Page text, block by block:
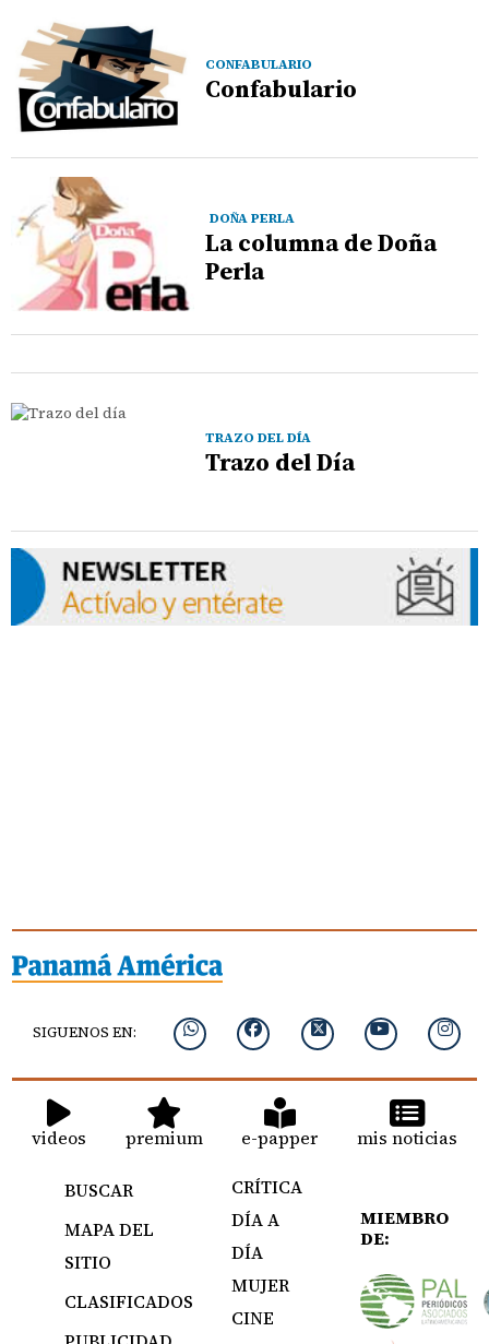
CONFABULARIO
Confabulario
DOÑA PERLA
La columna de Doña
Perla
TRAZO DEL DÍA
Trazo del Día
SIGUENOS EN:
videos premium e-papper mis noticias
BUSCAR
MAPA DEL
SITIO
CLASIFICADOS
CRÍTICA
DÍA A
DÍA
MUJER
CINE
MIEMBRO
DE: